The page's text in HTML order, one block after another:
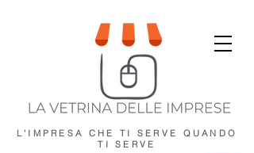
L'IMPRESA CHE TI SERVE QUANDO
TI SERVE